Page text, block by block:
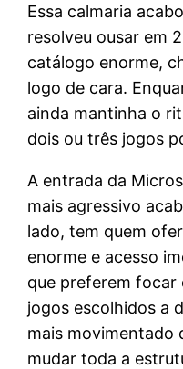
Essa calmaria
resolveu ousar em
catálogo enorme,
logo de cara.
ainda mantinha o
dois ou três jogos
A entrada da
mais agressivo
lado, tem quem
enorme e acesso
que preferem focar
jogos escolhidos a
mais movimentado
mudar toda a